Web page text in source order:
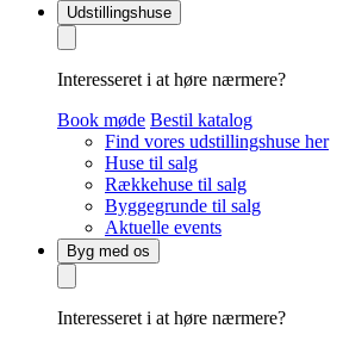
Udstillingshuse
Interesseret i at høre nærmere?
Book møde Bestil katalog
Find vores udstillingshuse her
Huse til salg
Rækkehuse til salg
Byggegrunde til salg
Aktuelle events
Byg med os
Interesseret i at høre nærmere?